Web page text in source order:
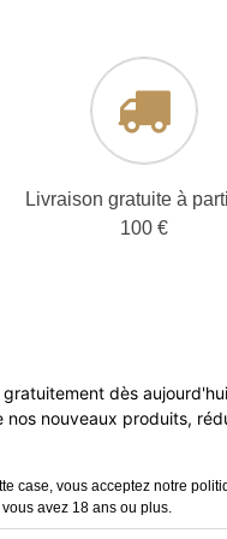
Livraison gratuite à
100 €
dès
nos nouveaux produits,
case, vous acceptez notre
avez 18 ans ou plus.